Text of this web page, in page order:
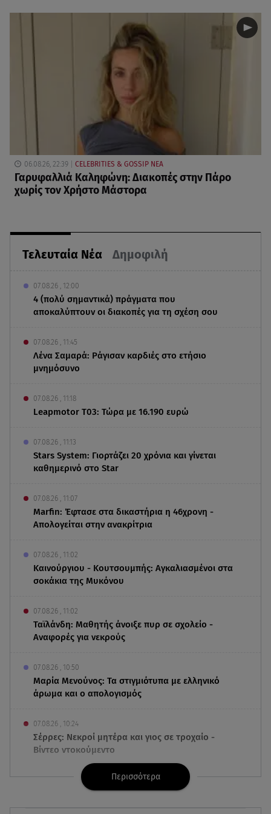
Τελευταία Νέα Δημοφιλή
07.08.26 , 12:00
4 (πολύ σημαντικά) πράγματα που
αποκαλύπτουν οι διακοπές για τη σχέση σου
07.08.26 , 11:45
Λένα Σαμαρά: Ράγισαν καρδιές στο ετήσιο
μνημόσυνο
07.08.26 , 11:18
Leapmotor T03: Τώρα με 16.190 ευρώ
07.08.26 , 11:13
Stars System: Γιορτάζει 20 χρόνια και γίνεται
καθημερινό στο Star
07.08.26 , 11:07
Marfin: Έφτασε στα δικαστήρια η 46χρονη -
Απολογείται στην ανακρίτρια
07.08.26 , 11:02
Καινούργιου - Κουτσουμπής: Αγκαλιασμένοι στα
σοκάκια της Μυκόνου
07.08.26 , 11:02
Ταϊλάνδη: Μαθητής άνοιξε πυρ σε σχολείο -
Αναφορές για νεκρούς
07.08.26 , 10:50
Μαρία Μενούνος: Τα στιγμιότυπα με ελληνικό
άρωμα και ο απολογισμός
07.08.26 , 10:24
Σέρρες: Νεκροί μητέρα και γιος σε τροχαίο -
Βίντεο ντοκούμεντο
07.08.26 , 10:17
Έξαλλη με θαμώνα η Ιουλία Καλλιμάνη: «Εσένα
σ’ αρέσει αυτό;»
Περισσότερα
06.08.26, 22:39 CELEBRITIES & GOSSIP ΝΕΑ
Γαρυφαλλιά Καληφώνη: Διακοπές στην Πάρο
χωρίς τον Χρήστο Μάστορα